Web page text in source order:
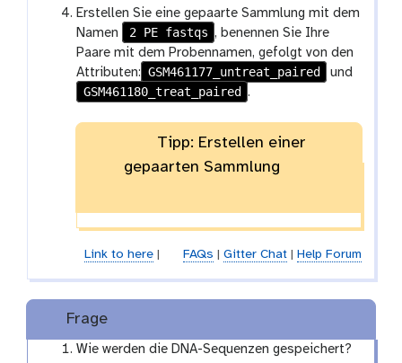
Erstellen Sie eine gepaarte Sammlung mit dem
Namen
2 PE fastqs , benennen Sie Ihre
Paare mit dem Probennamen, gefolgt von den
Attributen: GSM461177_untreat_paired
und
GSM461180_treat_paired .
Tipp: Erstellen einer
gepaarten Sammlung
Link to here| FAQs Gitter Chat| Help Forum
Frage
Wie werden die DNA-Sequenzen gespeichert?